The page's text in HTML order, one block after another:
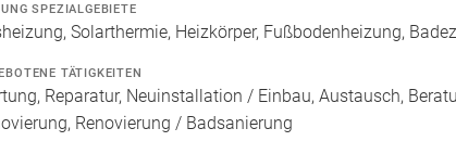
SPEZIALGEBIETE
Solarthermie, Heizkörper, Fußbodenheizung,
TÄTIGKEITEN
Reparatur, Neuinstallation / Einbau, Austausch,
Renovierung / Badsanierung